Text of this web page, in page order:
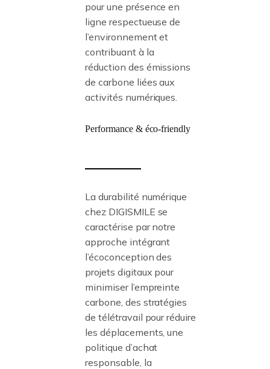
pour une présence en
ligne respectueuse de
l’environnement et
contribuant à la
réduction des émissions
de carbone liées aux
activités numériques.
Performance & éco-friendly
La durabilité numérique
chez DIGISMILE se
caractérise par notre
approche intégrant
l’écoconception des
projets digitaux pour
minimiser l’empreinte
carbone, des stratégies
de télétravail pour réduire
les déplacements, une
politique d’achat
responsable, la